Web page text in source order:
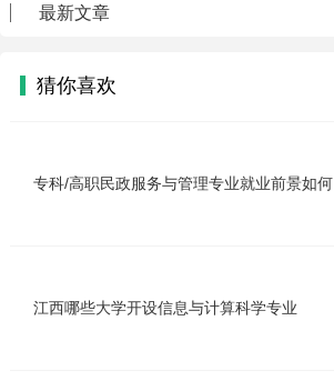
最新文章
猜你喜欢
专科/高职民政服务与管理专业就业前景如何
江西哪些大学开设信息与计算科学专业